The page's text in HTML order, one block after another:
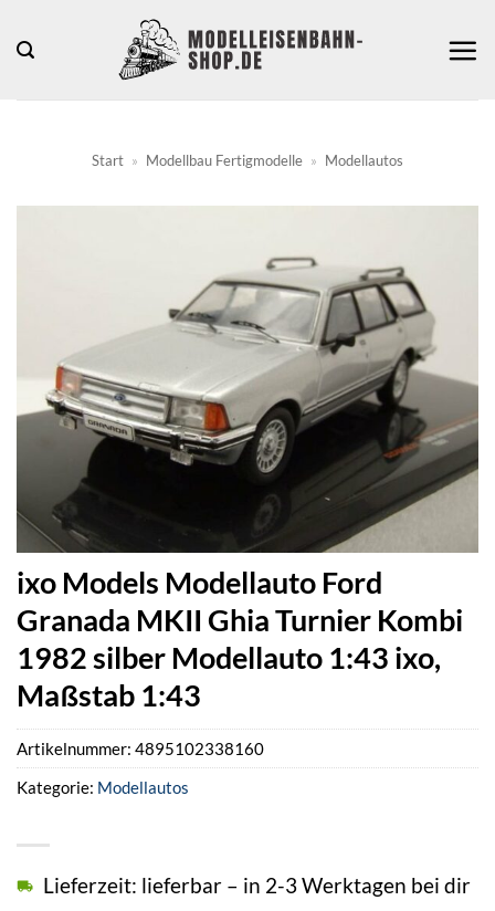
Inhalt
Start » Modellbau Fertigmodelle » Modellautos
ixo Models Modellauto Ford
Granada MKII Ghia Turnier Kombi
1982 silber Modellauto 1:43 ixo,
Maßstab 1:43
Lieferzeit: lieferbar – in 2-3 Werktagen bei dir
Artikelnummer: 4895102338160
Kategorie: Modellautos